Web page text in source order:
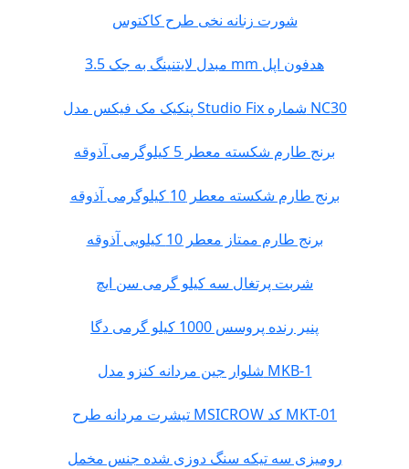
شورت زنانه نخی طرح کاکتوس
مبدل لایتنینگ به جک 3.5 mm هدفون اپل
پنکیک مک فیکس مدل Studio Fix شماره NC30
برنج طارم شکسته معطر 5 کیلوگرمی آذوقه
برنج طارم شکسته معطر 10 کیلوگرمی آذوقه
برنج طارم ممتاز معطر 10 کیلویی آذوقه
شربت پرتغال سه کیلو گرمی سن ایچ
پنیر رنده پروسس 1000 کیلو گرمی دگا
شلوار جین مردانه کنزو مدل MKB-1
تیشرت مردانه طرح MSICROW کد MKT-01
رومیزی سه تیکه سنگ دوزی شده جنس مخمل